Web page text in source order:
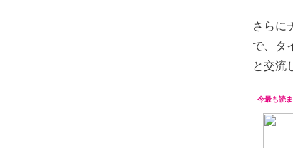
さらに
で、タ
と交流